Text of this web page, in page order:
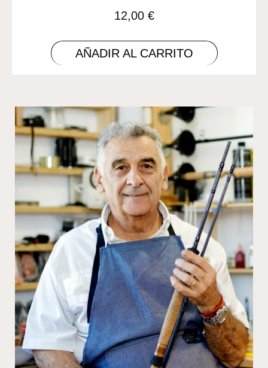
12,00 €
AÑADIR AL CARRITO